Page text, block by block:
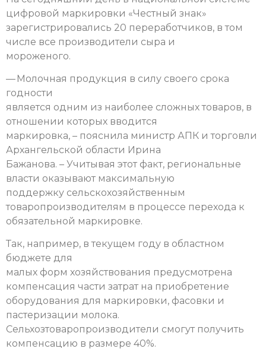
цифровой маркировки «Честный знак»
зарегистрировались 20 переработчиков, в том
числе все производители сыра и
мороженого.
— Молочная продукция в силу своего срока
годности
является одним из наиболее сложных товаров, в
отношении которых вводится
маркировка, – пояснила министр АПК и торговли
Архангельской области Ирина
Бажанова. – Учитывая этот факт, региональные
власти оказывают максимальную
поддержку сельскохозяйственным
товаропроизводителям в процессе перехода к
обязательной маркировке.
Так, например, в текущем году в областном
бюджете для
малых форм хозяйствования предусмотрена
компенсация части затрат на приобретение
оборудования для маркировки, фасовки и
пастеризации молока.
Сельхозтоваропроизводители смогут получить
компенсацию в размере 40%.